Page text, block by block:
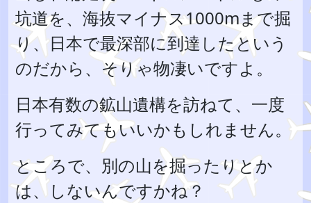
坑道を、海抜マイナス1000mまで掘
り、日本で最深部に到達したという
のだから、そりゃ物凄いですよ。
日本有数の鉱山遺構を訪ねて、一度
行ってみてもいいかもしれません。
ところで、別の山を掘ったりとか
は、しないんですかね？